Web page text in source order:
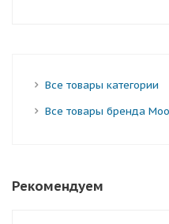
Все товары категории
Все товары бренда
Рекомендуем